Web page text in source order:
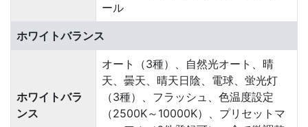
ール
ホワイトバランス
ホワイトバラ
ンス
オート（3種）、自然光オート、晴
天、曇天、晴天日陰、電球、蛍光灯
（3種）、フラッシュ、色温度設定
（2500K～10000K）、プリセットマ